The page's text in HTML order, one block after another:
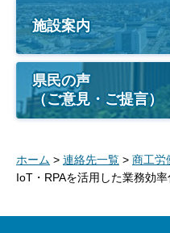
施設案内
県民の声
（ご意見・ご提言）
ホーム > 連絡先一覧 > 商工労
IoT・RPAを活用した業務効